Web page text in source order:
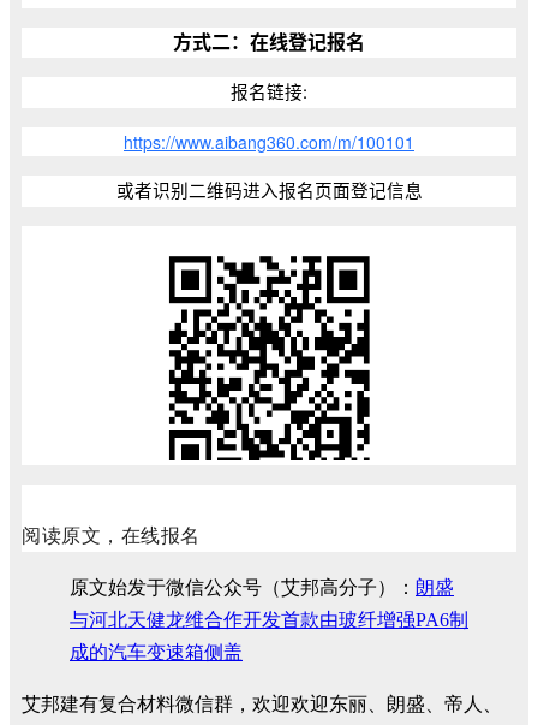
方式二：在线登记报名
报名链接:
https://www.aibang360.com/m/100101
或者识别二维码进入报名页面登记信息
阅读原文，在线报名
原文始发于微信公众号（艾邦高分子）： 朗盛
与河北天健龙维合作开发首款由玻纤增强PA6制
成的汽车变速箱侧盖
艾邦建有复合材料微信群，欢迎欢迎东丽、朗盛、帝人、